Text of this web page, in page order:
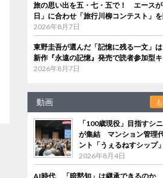
旅の思い出を五・七・五で！ エース
日」に合わせ「旅行川柳コンテスト」
2026年8月7日
東野圭吾が選んだ「記憶に残る一文」
新作『永遠の記憶』発売で読者参加型
2026年8月7日
動画
「100歳現役」目指すシ
が集結 マンション管理
ント「うぇるねすシップ」
2026年8月4日
AI時代、「暗黙知」は継承できるのか